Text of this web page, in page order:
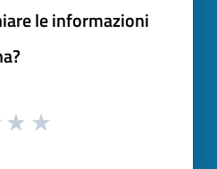
le informazioni